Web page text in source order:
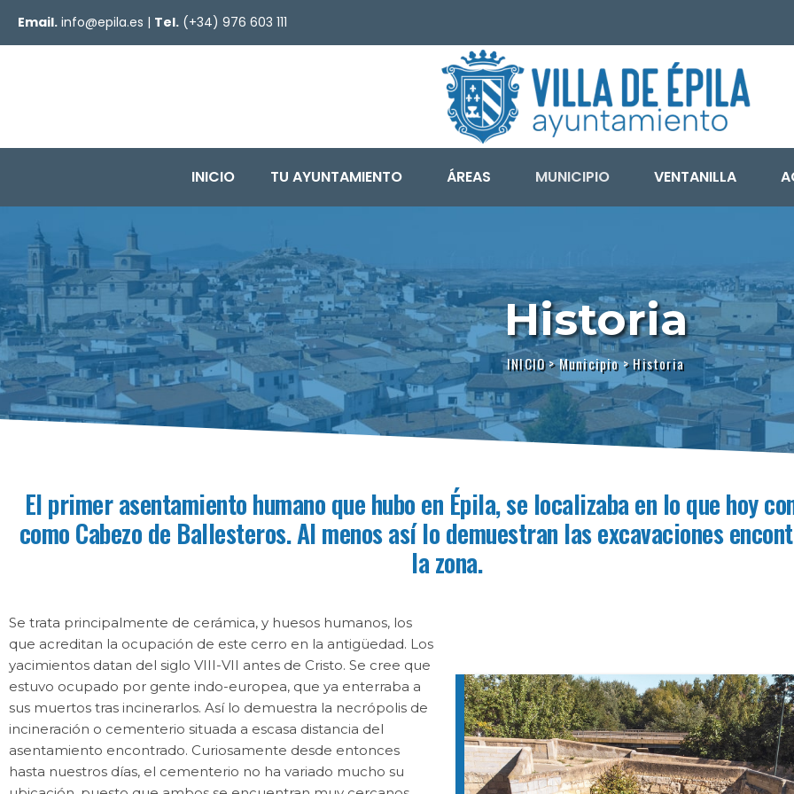
Email. info@epila.es | Tel. (+34) 976 603 111
INICIO TU AYUNTAMIENTO ÁREAS MUNICIPIO VENTANILLA
Historia
INICIO>Municipio>Historia
El primer asentamiento humano que hubo en Épila, se localizaba en lo que hoy
como Cabezo de Ballesteros. Al menos así lo demuestran las excavaciones
la zona.
Se trata principalmente de cerámica, y huesos humanos, los
que acreditan la ocupación de este cerro en la antigüedad. Los
yacimientos datan del siglo VIII-VII antes de Cristo. Se cree que
estuvo ocupado por gente indo-europea, que ya enterraba a
sus muertos tras incinerarlos. Así lo demuestra la necrópolis de
incineración o cementerio situada a escasa distancia del
asentamiento encontrado. Curiosamente desde entonces
hasta nuestros días, el cementerio no ha variado mucho su